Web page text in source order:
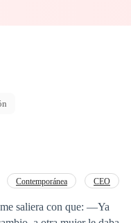
Contemporánea
CEO
saliera con que: —Ya